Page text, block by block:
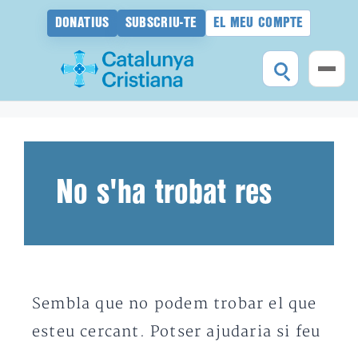
DONATIUS SUBSCRIU-TE EL MEU COMPTE
No s'ha trobat res
Sembla que no podem trobar el que
esteu cercant. Potser ajudaria si feu